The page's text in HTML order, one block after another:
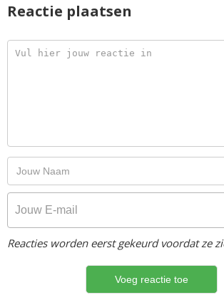
Reactie plaatsen
Reacties worden eerst gekeurd voordat ze